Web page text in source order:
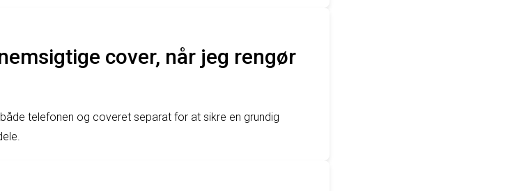
cover, når jeg rengør
telefonen og coveret separat for at sikre en grundig